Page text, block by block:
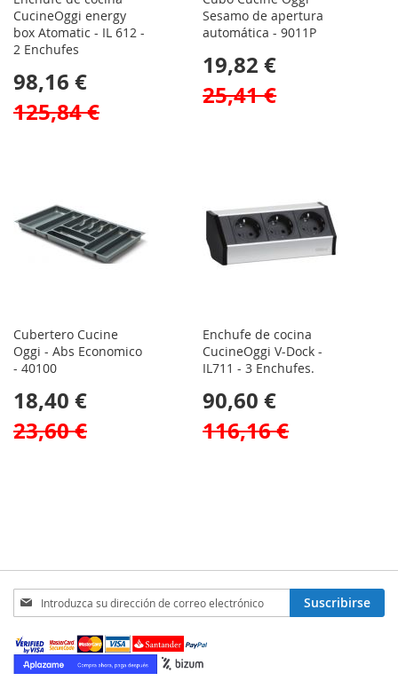
CucineOggi energy
box Atomatic - IL 612 -
2 Enchufes
98,16 €
125,84 €
Sesamo de apertura
automática - 9011P
19,82 €
25,41 €
Cubertero Cucine
Oggi - Abs Economico
- 40100
18,40 €
23,60 €
Enchufe de cocina
CucineOggi V-Dock -
IL711 - 3 Enchufes.
90,60 €
116,16 €
Inscríbase
a
nuestro
boletín
de
Suscribirse